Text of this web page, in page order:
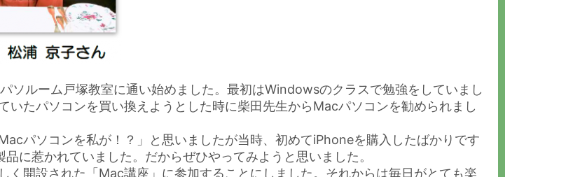
ソルーム戸塚教室に通い始めました。最初はWindowsのクラスで勉強をしていまし
いたパソコンを買い換えようとした時に柴田先生からMacパソコンを勧められまし
Macパソコンを私が！？」と思いましたが当時、初めてiPhoneを購入したばかりです
品に惹かれていました。だからぜひやってみようと思いました。
く開設された「Mac講座」に参加することにしました。それからは毎日がとても楽